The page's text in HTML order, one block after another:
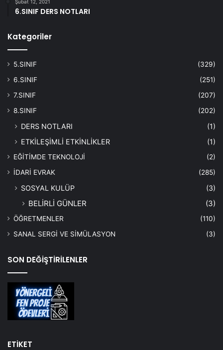
Şubat 12, 2021
6.SINIF DERS NOTLARI
Kategoriler
5.SINIF
(329)
6.SINIF
(251)
7.SINIF
(207)
8.SINIF
(202)
DERS NOTLARI
(1)
ETKİLEŞİMLİ ETKİNLİKLER
(1)
EĞİTİMDE TEKNOLOJİ
(2)
İDARİ EVRAK
(285)
SOSYAL KULÜP (3)
BELİRLİ GÜNLER (3)
ÖĞRETMENLER
(110)
SANAL SERGİ VE SİMÜLASYON
(3)
SON DEĞİŞTİRİLENLER
ETİKET